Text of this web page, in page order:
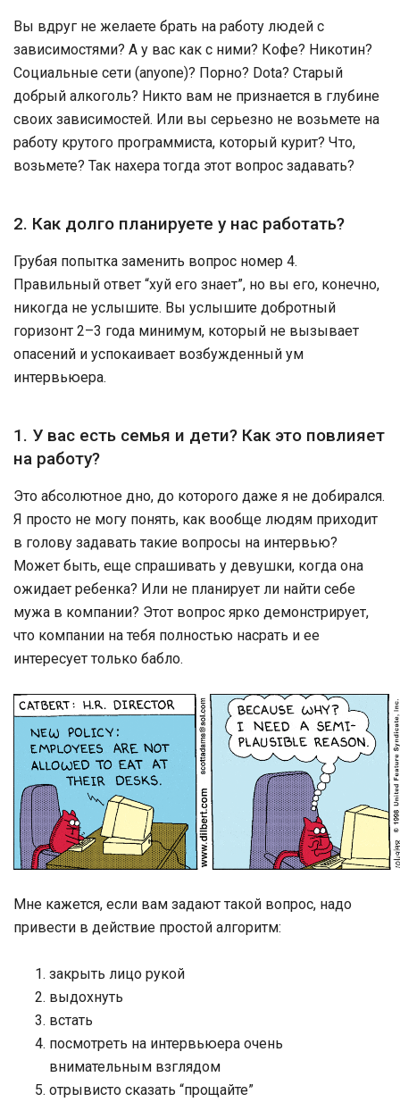
Вы вдруг не желаете брать на работу людей с
зависимостями? А у вас как с ними? Кофе? Никотин?
Социальные сети (anyone)? Порно? Dota? Старый
добрый алкоголь? Никто вам не признается в глубине
своих зависимостей. Или вы серьезно не возьмете на
работу крутого программиста, который курит? Что,
возьмете? Так нахера тогда этот вопрос задавать?
2. Как долго планируете у нас работать?
Грубая попытка заменить вопрос номер 4.
Правильный ответ “хуй его знает”, но вы его, конечно,
никогда не услышите. Вы услышите добротный
горизонт 2–3 года минимум, который не вызывает
опасений и успокаивает возбужденный ум
интервьюера.
1. У вас есть семья и дети? Как это повлияет
на работу?
Это абсолютное дно, до которого даже я не добирался.
Я просто не могу понять, как вообще людям приходит
в голову задавать такие вопросы на интервью?
Может быть, еще спрашивать у девушки, когда она
ожидает ребенка? Или не планирует ли найти себе
мужа в компании? Этот вопрос ярко демонстрирует,
что компании на тебя полностью насрать и ее
интересует только бабло.
Мне кажется, если вам задают такой вопрос, надо
привести в действие простой алгоритм:
закрыть лицо рукой
выдохнуть
встать
посмотреть на интервьюера очень
внимательным взглядом
отрывисто сказать “прощайте”